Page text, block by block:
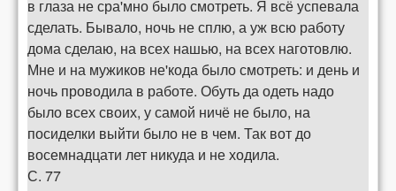
в глаза не сра'мно было смотреть. Я всё успевала
сделать. Бывало, ночь не сплю, а уж всю работу
дома сделаю, на всех нашью, на всех наготовлю.
Мне и на мужиков не'кода было смотреть: и день и
ночь проводила в работе. Обуть да одеть надо
было всех своих, у самой ничё не было, на
посиделки выйти было не в чем. Так вот до
восемнадцати лет никуда и не ходила.
С. 77